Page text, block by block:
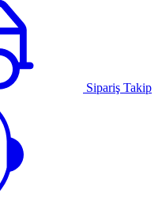
Sipariş Takip